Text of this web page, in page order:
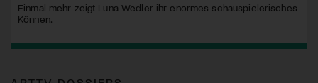
Einmal mehr zeigt Luna Wedler ihr enormes schauspielerisches
Können.